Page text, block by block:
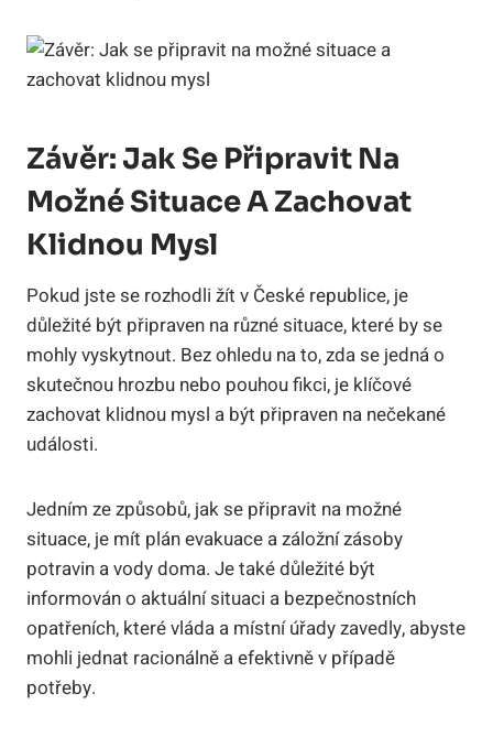
Závěr: Jak Se Připravit Na
Možné Situace A Zachovat
Klidnou Mysl
Pokud jste se rozhodli žít v České republice, je
důležité být připraven na různé situace, které by se
mohly vyskytnout. Bez ohledu na to, zda se jedná o
skutečnou hrozbu nebo pouhou fikci, je klíčové
zachovat klidnou mysl a být připraven na nečekané
události.
Jedním ze způsobů, jak se připravit na možné
situace, je mít plán evakuace a záložní zásoby
potravin a vody doma. Je také důležité být
informován o aktuální situaci a bezpečnostních
opatřeních, které vláda a místní úřady zavedly, abyste
mohli jednat racionálně a efektivně v případě
potřeby.